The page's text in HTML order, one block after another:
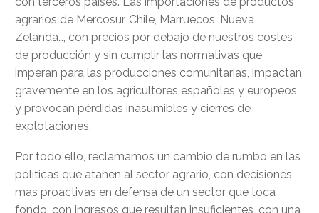
agrarios de Mercosur, Chile, Marruecos, Nueva
Zelanda…, con precios por debajo de nuestros costes
de producción y sin cumplir las normativas que
imperan para las producciones comunitarias, impactan
gravemente en los agricultores españoles y europeos
y provocan pérdidas inasumibles y cierres de
explotaciones.
Por todo ello, reclamamos un cambio de rumbo en las
políticas que atañen al sector agrario, con decisiones
mas proactivas en defensa de un sector que toca
fondo, con ingresos que resultan insuficientes, con una